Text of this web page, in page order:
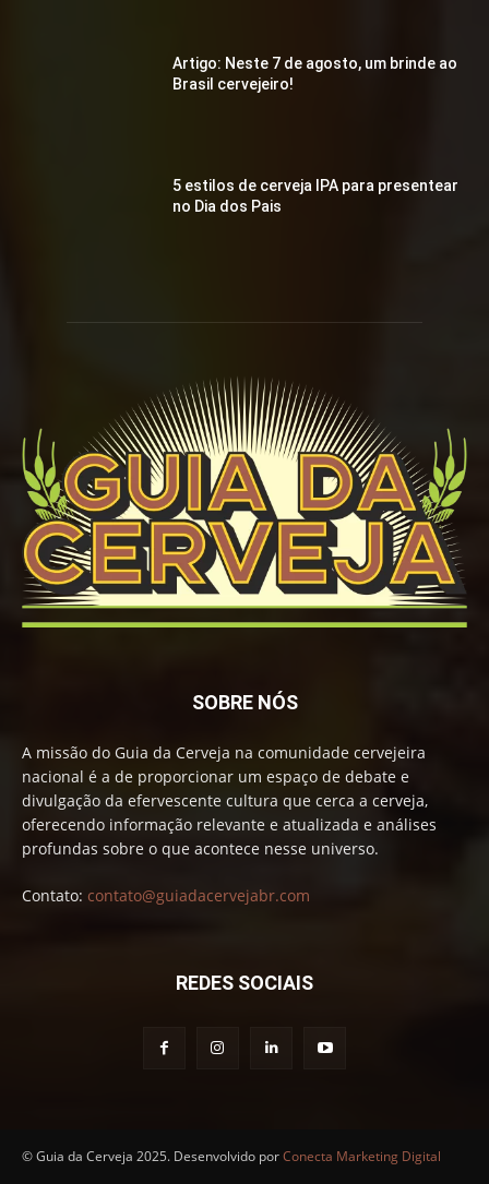
Artigo: Neste 7 de agosto, um brinde ao
Brasil cervejeiro!
5 estilos de cerveja IPA para presentear
no Dia dos Pais
SOBRE NÓS
A missão do Guia da Cerveja na comunidade cervejeira
nacional é a de proporcionar um espaço de debate e
divulgação da efervescente cultura que cerca a cerveja,
oferecendo informação relevante e atualizada e análises
profundas sobre o que acontece nesse universo.
Contato: contato@guiadacervejabr.com
REDES SOCIAIS
© Guia da Cerveja 2025. Desenvolvido porConecta Marketing Digital